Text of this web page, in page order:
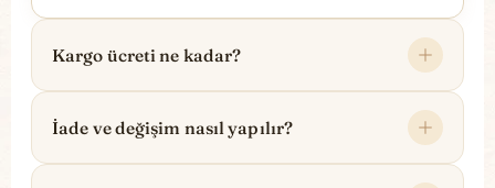
Kargo ücreti ne kadar?
İade ve değişim nasıl yapılır?